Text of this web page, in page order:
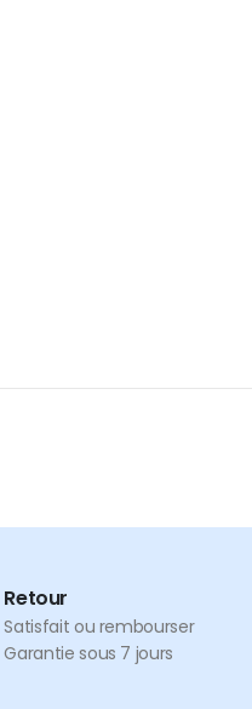
Retour
Satisfait ou rembourser
Garantie sous 7 jours